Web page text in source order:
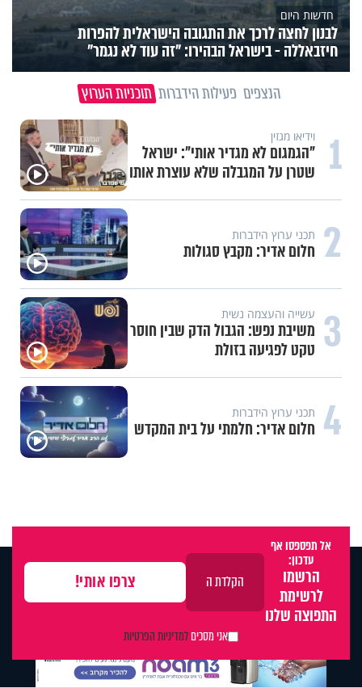
חדשות היום
לבנון לחצה לרכך את התגובה הישראלית להפרות
חיזבאללה - בישראל הבהירו: "זה עוד לא נגמר"
הנצפים פעילות הידברות תוכניות הערוץ
1 וידיאו מגזין
"הגמגום לא מגדיר אותי": ישראל
שטרן על המגבלה שלא עוצרת אותו
2 תכני ערוץ הידברות
חלום אדיר: מקבץ סגולות
3 עשייה והעצמה נשית
משיבת נפש: הגבול הדק שבין חוסר
טקט לפגיעה בזולת
4 תכני ערוץ הידברות
חלום אדיר: חלמתי על בית המקדש
אל תפספסו אף
עדכון:
הרשמו
לרשימת
התפוצה שלנו
אני מסכיםלמדיניות הפרטיות